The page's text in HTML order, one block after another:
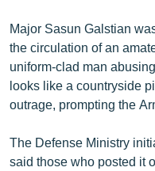
ԲԱՆԱՎԵՃ
ՁԳՏԵԼՈՎ
ՓՈԴՔԱՍԹ
English
Major Sasun Galstian
the circulation of an
uniform-clad man
looks like a countryside
outrage, prompting the
The Defense Ministry
said those who posted it